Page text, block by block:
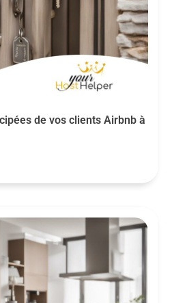
de vos clients Airbnb à